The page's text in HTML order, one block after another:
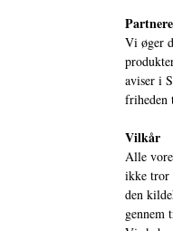
Partnere
Vi øger
aviser i
friheden
Vilkår
Alle
ikke tror
den
gennem